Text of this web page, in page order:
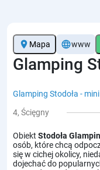
Glamping
location_on Mapa languagewww
Glamping Stodoła -
4, Ścięgny
Obiekt Stodoła
osób, które chcą
się w cichej okolicy,
dojechać do